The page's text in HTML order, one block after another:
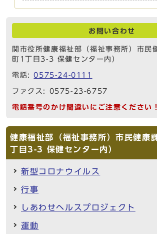
お問い合わせ
関市役所健康福祉部（福祉事務所）市民
町1丁目3-3 保健センター内）
電話:0575-24-0111
ファクス: 0575-23-6757
電話番号のかけ間違いにご注意ください！
健康福祉部（福祉事務所）市民健康
丁目3-3 保健センター内）
新型コロナウイルス
行事
しあわせヘルスプロジェクト
運動